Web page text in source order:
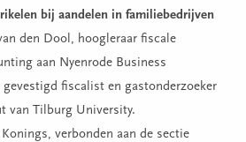
bij aandelen in familiebedrijven
den Dool, hoogleraar fiscale
aan Nyenrode Business
fiscalist en gastonderzoeker
van Tilburg University.
verbonden aan de sectie